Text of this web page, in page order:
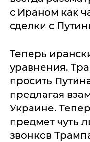
с Ираном как
сделки с
Теперь
уравнения.
просить
предлагая
Украине.
предмет чуть
звонков